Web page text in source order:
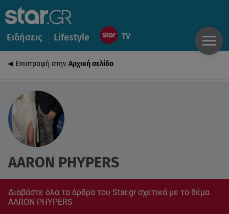
Ειδήσεις Lifestyle
Επιστροφή στην Αρχική σελίδα
AARON PHYPERS
Διαβάστε όλα τα άρθρα του Star.gr σχετικά με το θέμα
AARON PHYPERS